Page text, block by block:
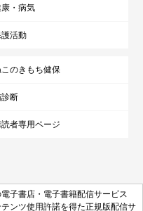
・病気
活動
のきもち健保
断
者専用ページ
子書店・電子書籍配信サービス
ンツ使用許諾を得た正規版配信サ